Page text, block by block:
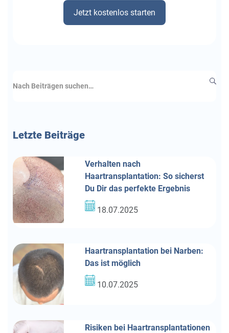
Jetzt kostenlos starten
Letzte Beiträge
Verhalten nach
Haartransplantation: So sicherst
Du Dir das perfekte Ergebnis
18.07.2025
Haartransplantation bei Narben:
Das ist möglich
10.07.2025
Risiken bei Haartransplantationen